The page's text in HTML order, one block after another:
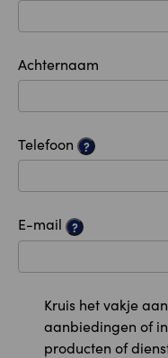
Achternaam
Telefoon ?
E-mail ?
Kruis het vakje
aanbiedingen of
producten of